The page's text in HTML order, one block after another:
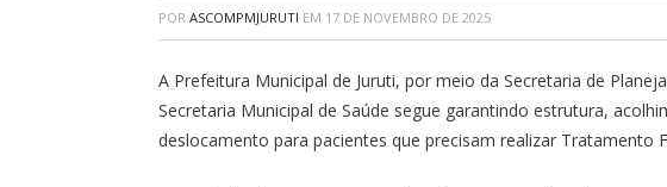
POR ASCOMPMJURUTI EM 17 DE NOVEMBRO DE 2025
A Prefeitura Municipal de Juruti, por meio da Secretaria de
Secretaria Municipal de Saúde segue garantindo estrutura,
deslocamento para pacientes que precisam realizar Tratamento